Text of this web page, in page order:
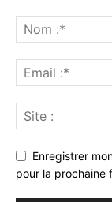
Enregistrer
pour la prochaine